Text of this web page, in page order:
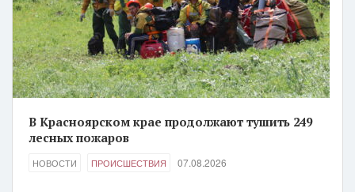
В Красноярском крае продолжают тушить 249
лесных пожаров
НОВОСТИ ПРОИСШЕСТВИЯ 07.08.2026